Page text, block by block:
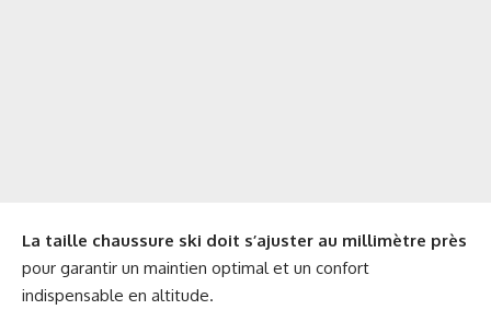
La taille chaussure ski doit s’ajuster au millimètre près
pour garantir un maintien optimal et un confort
indispensable en altitude.